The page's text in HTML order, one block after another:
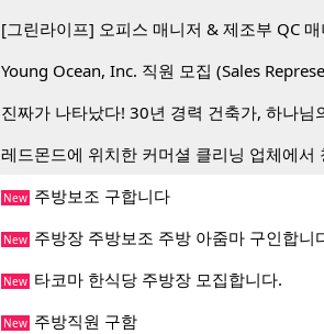
[그린라이프] 오피스 매니저 & 제조부 QC
Young Ocean, Inc. 직원 모집 (Sales
진짜가 나타났다! 30년 경력 건축가, 하나님
레드몬드에 위치한 커머셜 클리닝 업체에서
New 주방보조 구합니다
New 주방장 주방보조 주방 아줌마 구인합니
New 타코마 한식당 주방장 모집합니다.
New 주방직원 구함